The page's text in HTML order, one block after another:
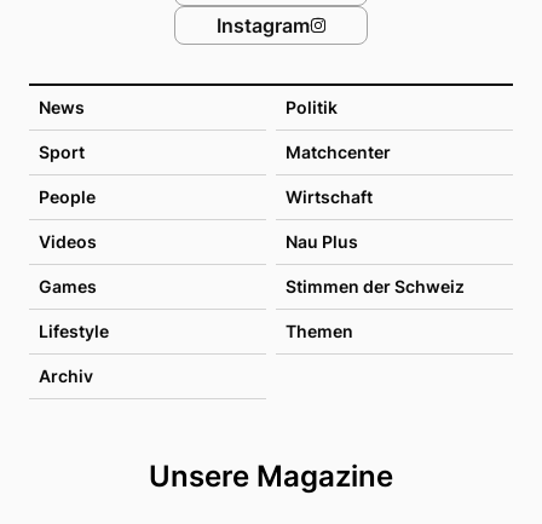
News Politik
Sport Matchcenter
People Wirtschaft
Videos Nau Plus
Games Stimmen der Schweiz
Lifestyle Themen
Archiv
Unsere Magazine
Instagram